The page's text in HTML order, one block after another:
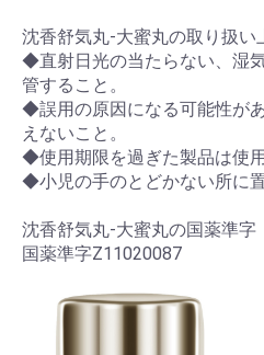
沈香舒気丸-大蜜丸の取り扱い
◆直射日光の当たらない、湿
管すること。
◆誤用の原因になる可能性が
えないこと。
◆使用期限を過ぎた製品は使用
◆小児の手のとどかない所に置
沈香舒気丸-大蜜丸の国薬準字
国薬準字Z11020087